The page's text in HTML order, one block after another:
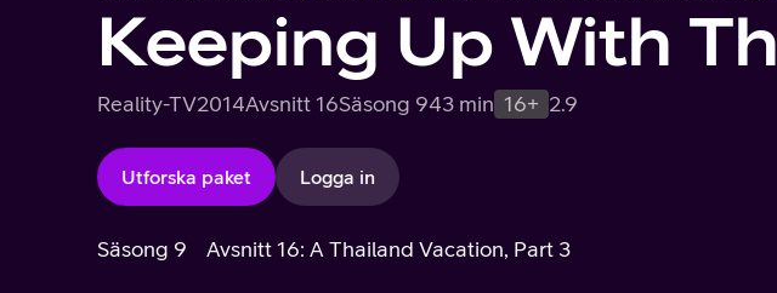
Keeping Up With
Reality-TV2014Avsnitt 16Säsong 943 min 16+ 2.9
Utforska paket Logga in
Säsong 9 Avsnitt 16: A Thailand Vacation, Part 3